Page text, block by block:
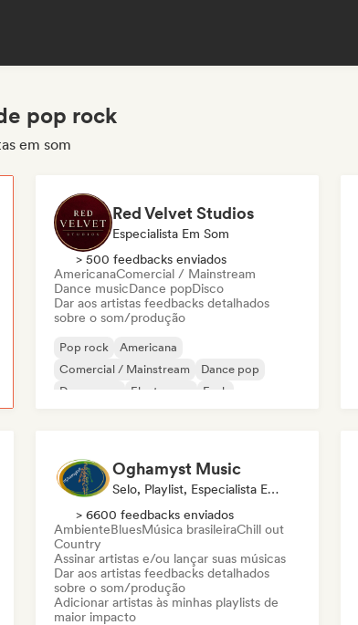
pop rock
em som
Red Velvet Studios
Especialista Em Som
> 500 feedbacks enviados
AmericanaComercial / Mainstream
Dance musicDance popDisco
Dar aos artistas feedbacks detalhados
sobre o som/produção
Pop rock
Americana
Comercial / Mainstream
Dance pop
Dream pop
Electropop
Funk
Oghamyst Music
Selo, Playlist, Especialista Em Som
> 6600 feedbacks enviados
AmbienteBluesMúsica brasileiraChill out
Country
Assinar artistas e/ou lançar suas músicas
Dar aos artistas feedbacks detalhados
sobre o som/produção
Adicionar artistas às minhas playlists de
maior impacto